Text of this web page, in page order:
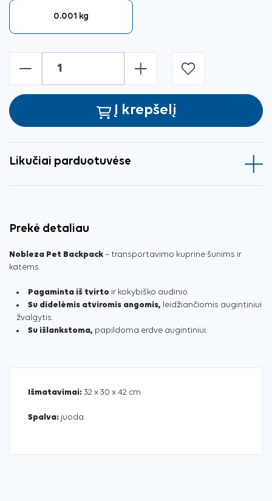
0.001 kg
- +
Į krepšelį
Likučiai parduotuvėse
Prekė detaliau
Nobleza Pet Backpack – transportavimo kuprinė šunims ir
katėms.
Pagaminta iš tvirto ir kokybiško audinio.
Su didelėmis atviromis angomis, leidžiančiomis augintiniui
žvalgytis.
Su išlankstoma, papildoma erdve augintiniui.
Išmatavimai: 32 x 30 x 42 cm
Spalva: juoda.